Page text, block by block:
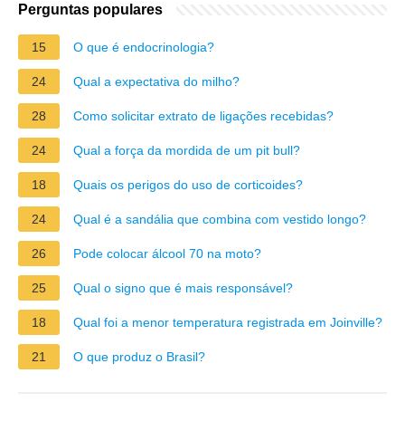
Perguntas populares
15 O que é endocrinologia?
24 Qual a expectativa do milho?
28 Como solicitar extrato de ligações recebidas?
24 Qual a força da mordida de um pit bull?
18 Quais os perigos do uso de corticoides?
24 Qual é a sandália que combina com vestido longo?
26 Pode colocar álcool 70 na moto?
25 Qual o signo que é mais responsável?
18 Qual foi a menor temperatura registrada em Joinville?
21 O que produz o Brasil?